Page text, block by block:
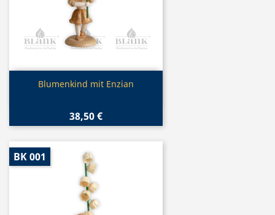
Vorschau
Blumenkind mit Enzian
38,50 €
BK 001